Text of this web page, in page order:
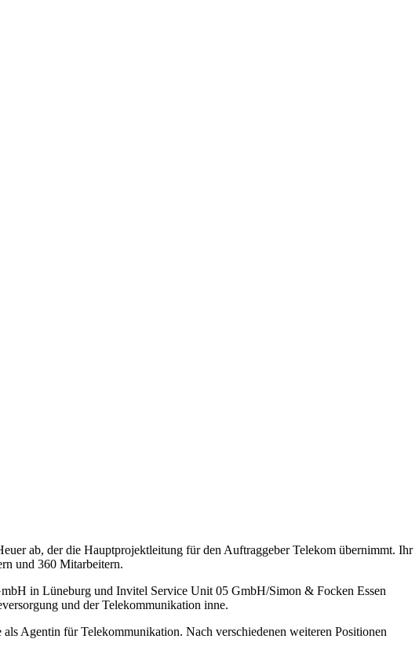
ab, der die Hauptprojektleitung für den Auftraggeber Telekom übernimmt. Ihr
und 360 Mitarbeitern.
in Lüneburg und Invitel Service Unit 05 GmbH/Simon & Focken Essen
und der Telekommunikation inne.
Agentin für Telekommunikation. Nach verschiedenen weiteren Positionen